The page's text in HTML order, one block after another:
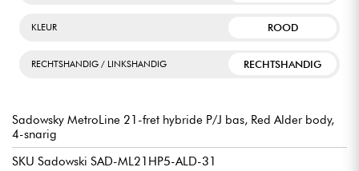
KLEUR ROOD
RECHTSHANDIG / LINKSHANDIG RECHTSHANDIG
Sadowsky MetroLine 21-fret hybride P/J bas, Red Alder body,
4-snarig
SKU Sadowski SAD-ML21HP5-ALD-31